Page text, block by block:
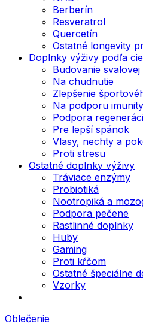
Berberín
Resveratrol
Quercetín
Ostatné longevity
Doplnky výživy podľa
Budovanie
Na chudnutie
Zlepšenie
Na podporu imunity
Podpora
Pre lepší spánok
Vlasy, nechty a
Proti stresu
Ostatné doplnky výživy
Tráviace enzýmy
Probiotiká
Nootropiká a
Podpora pečene
Rastlinné doplnky
Huby
Gaming
Proti kŕčom
Ostatné špeciálne
Vzorky
Oblečenie